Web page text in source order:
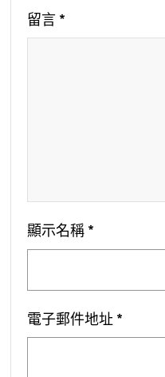
留言 *
顯示名稱 *
電子郵件地址 *